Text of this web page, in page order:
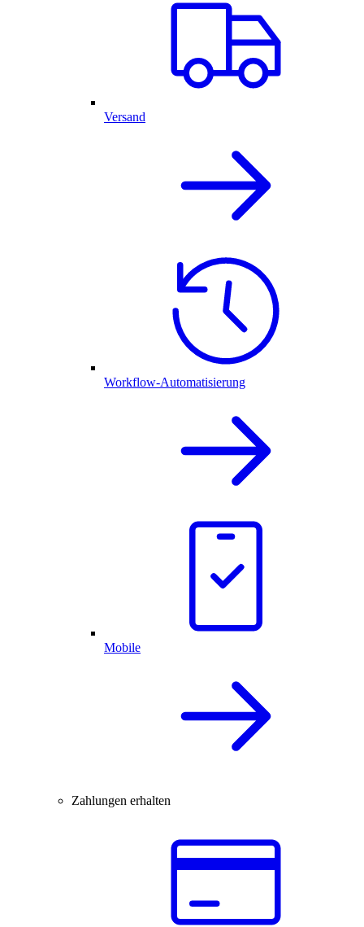
Versand
Workflow-Automatisierung
Mobile
Zahlungen erhalten